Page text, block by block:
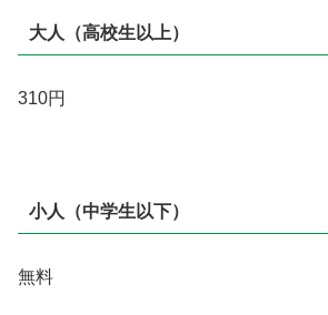
大人（高校生以上）
310円
小人（中学生以下）
無料